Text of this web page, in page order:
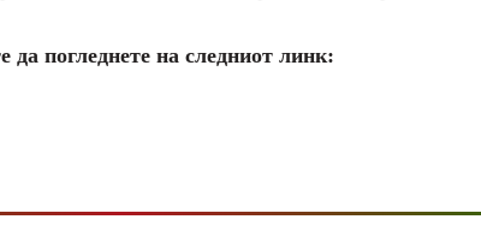
да погледнете на следниот линк: